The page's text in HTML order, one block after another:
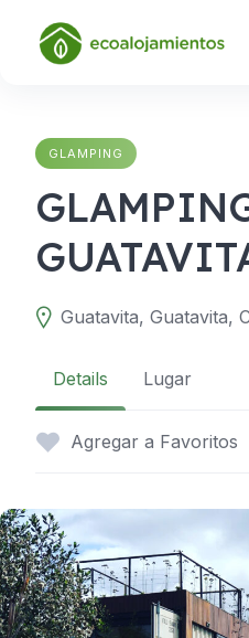
content
GLAMPING
Guatavita, Guatavita,
Details Lugar
Agregar a Favoritos